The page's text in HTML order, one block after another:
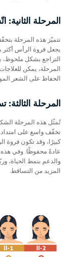
المرحلة
تتميّز هذه المرحلة
يجعل فروة الرأس أكثر
التراجع بشكل ملحوظ،
المرحلة، يمكن
الحفاظ على الشعر
المرحلة
تُمثّل هذه المرحلة
تخفّف واسع على امتداد
كبيرًا، وقد تكون فروة
عادةً محفوظًا. وفي هذه
والدعم بنمط الحياة،
المزيد من التساقط.